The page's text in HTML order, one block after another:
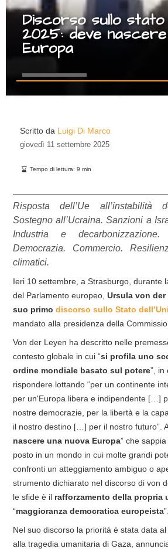
Discorso sullo stato
2025: deve
Europa
Risposta dell’Ue all’instabilità
Sostegno all’Ucraina. Sanzioni a
Industria e
Democrazia. Commercio.
climatici.
Ieri 10 settembre, a Strasburgo, durante
del Parlamento europeo, Ursula von
suo primo discorso sullo Stato
mandato alla presidenza della
Von der Leyen ha descritto nelle
contesto globale in cui “si profila uno
ordine mondiale basato sul potere”, in
rispondere lottando “per un continente
per un'Europa libera e indipendente […]
nostre democrazie, per la libertà e la
il nostro destino […] per il nostro futuro”.
nascere una nuova Europa” che
posto in un mondo in cui molte grandi
confronti un atteggiamento ambiguo o
strumento dichiarato nel discorso di von
le sfide è il rafforzamento della propria
“maggioranza democratica europeista”.
Nel suo discorso la priorità è stata data
alla tragedia umanitaria di Gaza,
Scritto da Luigi Di Marco
giovedì 11 settembre 2025
Tempo di lettura:9 min